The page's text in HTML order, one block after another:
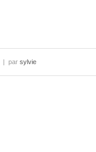
| par sylvie